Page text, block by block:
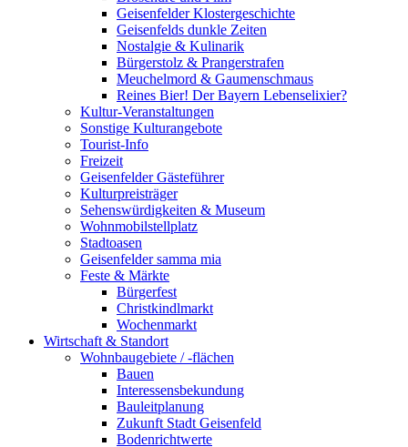
Geisenfelder Klostergeschichte
Geisenfelds dunkle Zeiten
Nostalgie & Kulinarik
Bürgerstolz & Prangerstrafen
Meuchelmord & Gaumenschmaus
Reines Bier! Der Bayern Lebenselixier?
Kultur-Veranstaltungen
Sonstige Kulturangebote
Tourist-Info
Freizeit
Geisenfelder Gästeführer
Kulturpreisträger
Sehenswürdigkeiten & Museum
Wohnmobilstellplatz
Stadtoasen
Geisenfelder samma mia
Feste & Märkte
Bürgerfest
Christkindlmarkt
Wochenmarkt
Wirtschaft & Standort
Wohnbaugebiete / -flächen
Bauen
Interessensbekundung
Bauleitplanung
Zukunft Stadt Geisenfeld
Bodenrichtwerte